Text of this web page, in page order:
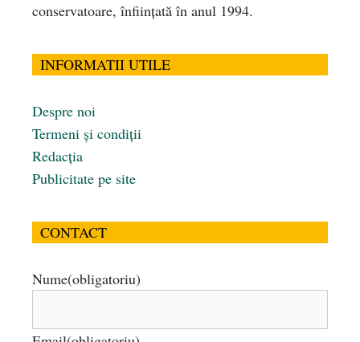
conservatoare, înfiinţată în anul 1994.
INFORMATII UTILE
Despre noi
Termeni și condiții
Redacția
Publicitate pe site
CONTACT
Nume(obligatoriu)